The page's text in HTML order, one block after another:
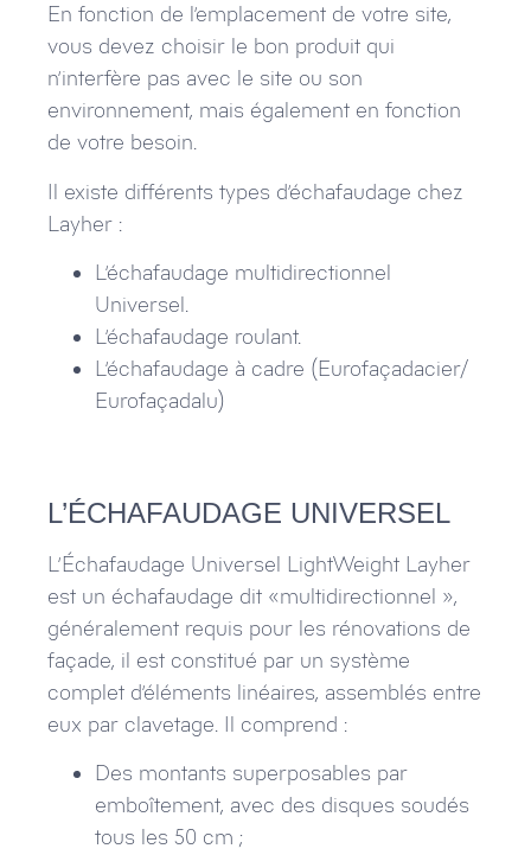
En fonction de l’emplacement de votre site,
vous devez choisir le bon produit qui
n’interfère pas avec le site ou son
environnement, mais également en fonction
de votre besoin.
Il existe différents types d’échafaudage chez
Layher :
L’échafaudage multidirectionnel
Universel.
L’échafaudage roulant.
L’échafaudage à cadre (Eurofaçadacier/
Eurofaçadalu)
L’ÉCHAFAUDAGE UNIVERSEL
L’Échafaudage Universel LightWeight Layher
est un échafaudage dit «multidirectionnel »,
généralement requis pour les rénovations de
façade, il est constitué par un système
complet d’éléments linéaires, assemblés entre
eux par clavetage. Il comprend :
Des montants superposables par
emboîtement, avec des disques soudés
tous les 50 cm ;